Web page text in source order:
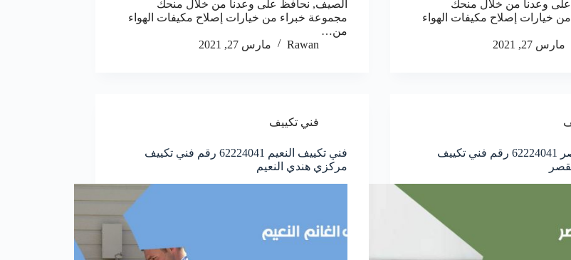
وعدنا من خلال منحك
خيارات إصلاح مكيفات الهواء
مارس 27, 2021
الصيف, نحافظ على وعدنا من خلال منحك
مجموعة خبراء من خيارات إصلاح مكيفات الهواء
من…
Rawan
مارس 27, 2021
فني تكييف القصر 62224041 رقم فني تكييف
فني تكييف
فني تكييف النعيم 62224041 رقم فني تكييف
مركزي هندي النعيم